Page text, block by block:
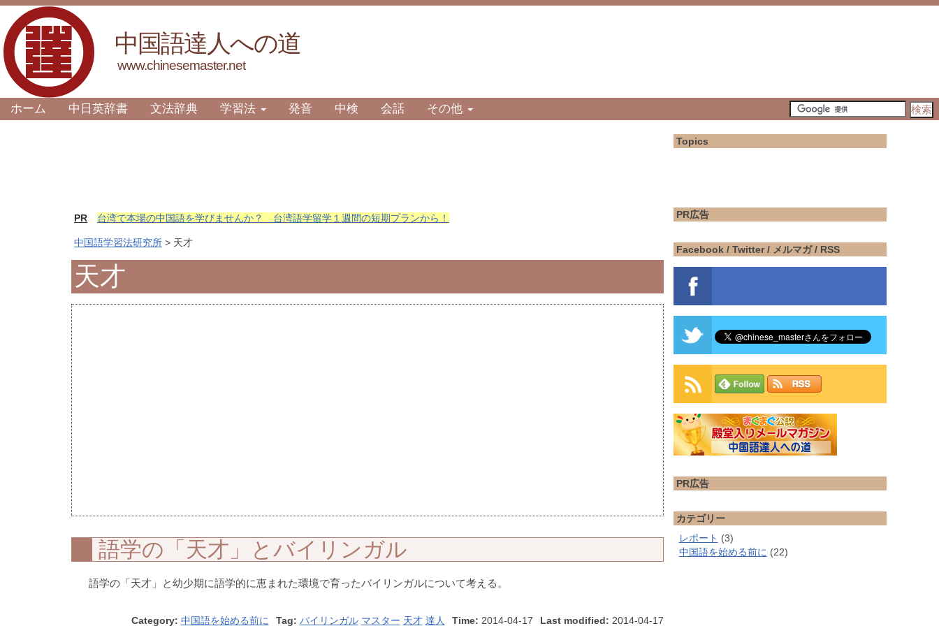
中国語達人への道
www.chinesemaster.net
ホーム 中日英辞書 文法辞典 学習法 発音 中検 会話 その他
Topics
PR 台湾で本場の中国語を学びませんか？ 台湾語学留学１週間の短期プランから！
中国語学習法研究所 > 天才
天才
語学の「天才」とバイリンガル
語学の「天才」と幼少期に語学的に恵まれた環境で育ったバイリンガルについて考える。
Category: 中国語を始める前に Tag: バイリンガル マスター 天才 達人 Time: 2014-04-17 Last modified: 2014-04-17
PR広告
Facebook / Twitter / メルマガ / RSS
PR広告
カテゴリー
レポート (3)
中国語を始める前に (22)